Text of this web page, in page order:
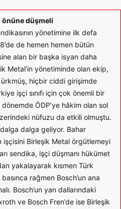
düşmeli
yönetimine ilk defa
de hemen hemen bütün
alan bir başka isyan daha
Metal’in yönetiminde olan ekip,
ürkmüş, hiçbir ciddi girişimde
işçi sınıfı için çok önemli bir
ÖDP’ye hâkim olan sol
nüfuzu da etkili olmuştu.
dalga geliyor. Bahar
işçisini Birleşik Metal örgütlemeyi
sendika, işçi düşmanı hükümet
yakalayarak kısmen Türk
rağmen Bosch’un ana
Bosch’un yan dallarındaki
ve Bosch Fren’de ise Birleşik